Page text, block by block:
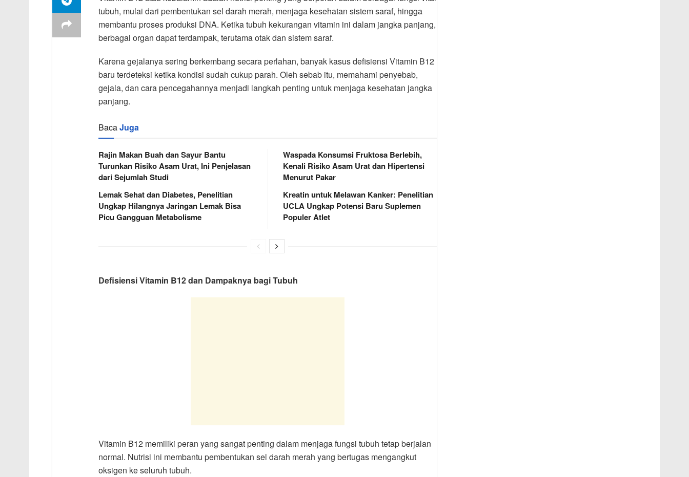
tubuh, mulai dari pembentukan sel darah merah, menjaga kesehatan sistem saraf, hingga
membantu proses produksi DNA. Ketika tubuh kekurangan vitamin ini dalam jangka panjang,
berbagai organ dapat terdampak, terutama otak dan sistem saraf.
Karena gejalanya sering berkembang secara perlahan, banyak kasus defisiensi Vitamin B12
baru terdeteksi ketika kondisi sudah cukup parah. Oleh sebab itu, memahami penyebab,
gejala, dan cara pencegahannya menjadi langkah penting untuk menjaga kesehatan jangka
panjang.
BacaJuga
Rajin Makan Buah dan Sayur Bantu
Turunkan Risiko Asam Urat, Ini Penjelasan
dari Sejumlah Studi
Lemak Sehat dan Diabetes, Penelitian
Ungkap Hilangnya Jaringan Lemak Bisa
Picu Gangguan Metabolisme
Waspada Konsumsi Fruktosa Berlebih,
Kenali Risiko Asam Urat dan Hipertensi
Menurut Pakar
Kreatin untuk Melawan Kanker: Penelitian
UCLA Ungkap Potensi Baru Suplemen
Populer Atlet
Defisiensi Vitamin B12 dan Dampaknya bagi Tubuh
Vitamin B12 memiliki peran yang sangat penting dalam menjaga fungsi tubuh tetap berjalan
normal. Nutrisi ini membantu pembentukan sel darah merah yang bertugas mengangkut
oksigen ke seluruh tubuh.